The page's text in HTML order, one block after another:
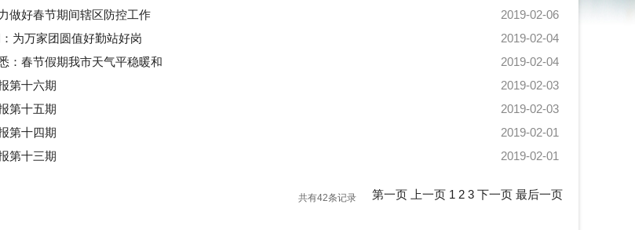
2019-02-06
做好春节期间辖区防控工作
2019-02-04
为万家团圆值好勤站好岗
2019-02-04
：春节假期我市天气平稳暖和
2019-02-03
第十六期
2019-02-03
第十五期
2019-02-01
第十四期
2019-02-01
第十三期
第一页 上一页 1 2 3 下一页 最后一页
共有42条记录